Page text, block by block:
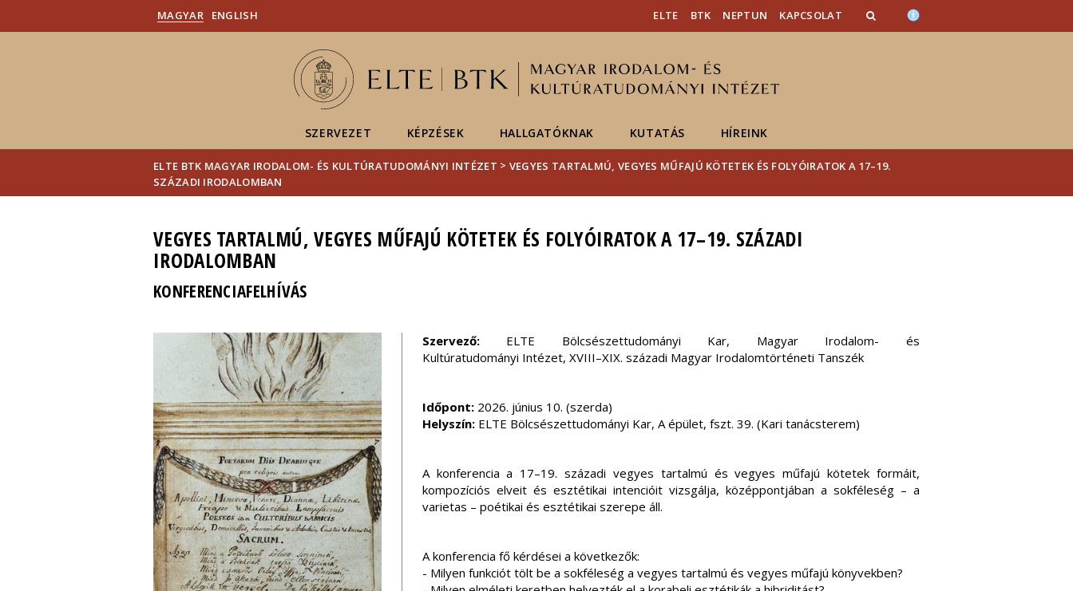
MAGYAR ENGLISH ELTE BTK NEPTUN KAPCSOLAT
SZERVEZET KÉPZÉSEK HALLGATÓKNAK KUTATÁS HÍREINK
ELTE BTK MAGYAR IRODALOM- ÉS KULTÚRATUDOMÁNYI INTÉZET > VEGYES TARTALMÚ, VEGYES MŰFAJÚ KÖTETEK ÉS FOLYÓIRATOK A 17–19.
SZÁZADI IRODALOMBAN
VEGYES TARTALMÚ, VEGYES MŰFAJÚ KÖTETEK ÉS FOLYÓIRATOK A 17–19. SZÁZADI
IRODALOMBAN
KONFERENCIAFELHÍVÁS
Szervező:ELTE Bölcsészettudományi Kar, Magyar Irodalom- és
Kultúratudományi Intézet, XVIII–XIX. századi Magyar Irodalomtörténeti Tanszék
Időpont:2026. június 10. (szerda)
Helyszín:ELTE Bölcsészettudományi Kar, A épület, fszt. 39. (Kari tanácsterem)
A konferencia a 17–19. századi vegyes tartalmú és vegyes műfajú kötetek formáit,
kompozíciós elveit és esztétikai intencióit vizsgálja, középpontjában a sokféleség – a
varietas – poétikai és esztétikai szerepe áll.
A konferencia fő kérdései a következők:
- Milyen funkciót tölt be a sokféleség a vegyes tartalmú és vegyes műfajú könyvekben?